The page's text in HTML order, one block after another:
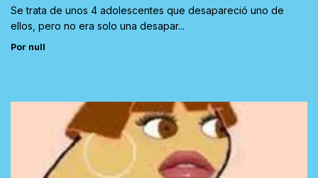
Se trata de unos 4 adolescentes que desapareció uno de
ellos, pero no era solo una desapar...
Por null